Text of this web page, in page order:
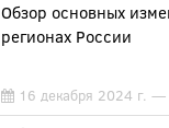
Обзор основных
регионах России
16 декабря 2024 г.